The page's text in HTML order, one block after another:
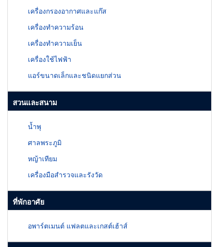
เครื่องกรองอากาศและแก๊ส
เครื่องทำความร้อน
เครื่องทำความเย็น
เครื่องใช้ไฟฟ้า
แอร์ขนาดเล็กและชนิดแยกส่วน
สวนและสนาม
น้ำพุ
ศาลพระภูมิ
หญ้าเทียม
เครื่องมือสำรวจและรังวัด
ที่พักอาศัย
อพาร์ตเมนต์ แฟลตและเกสต์เฮ้าส์